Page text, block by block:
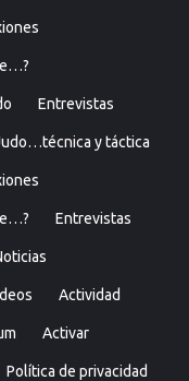
Entrevistas
y táctica
Entrevistas
Actividad
Activar
Política de privacidad